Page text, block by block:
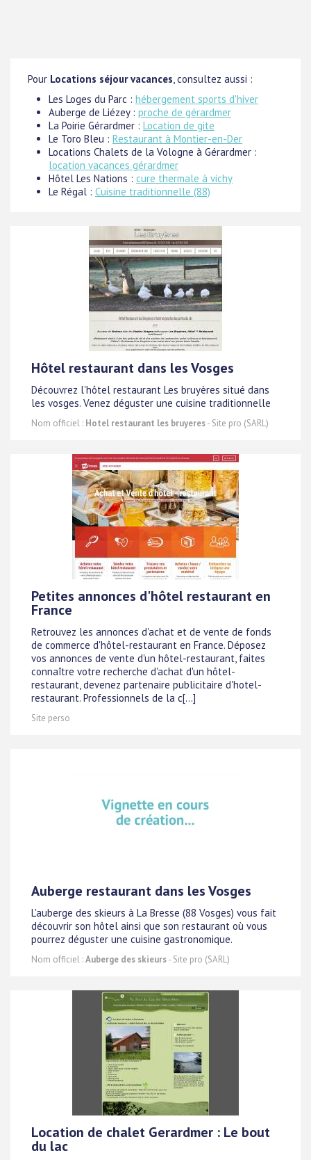
Pour Locations séjour vacances, consultez aussi :
Les Loges du Parc : hébergement sports d'hiver
Auberge de Liézey : proche de gérardmer
La Poirie Gérardmer : Location de gite
Le Toro Bleu : Restaurant à Montier-en-Der
Locations Chalets de la Vologne à Gérardmer :
location vacances gérardmer
Hôtel Les Nations : cure thermale à vichy
Le Régal : Cuisine traditionnelle (88)
Hôtel restaurant dans les Vosges
Découvrez l'hôtel restaurant Les bruyères situé dans
les vosges. Venez déguster une cuisine traditionnelle
Nom officiel : Hotel restaurant les bruyeres- Site pro (SARL)
Petites annonces d'hôtel restaurant en
France
Retrouvez les annonces d'achat et de vente de fonds
de commerce d'hôtel-restaurant en France. Déposez
vos annonces de vente d'un hôtel-restaurant, faites
connaître votre recherche d'achat d'un hôtel-
restaurant, devenez partenaire publicitaire d'hotel-
restaurant. Professionnels de la c[...]
Site perso
Auberge restaurant dans les Vosges
L'auberge des skieurs à La Bresse (88 Vosges) vous fait
découvrir son hôtel ainsi que son restaurant où vous
pourrez déguster une cuisine gastronomique.
Nom officiel :Auberge des skieurs- Site pro (SARL)
Location de chalet Gerardmer : Le bout
du lac